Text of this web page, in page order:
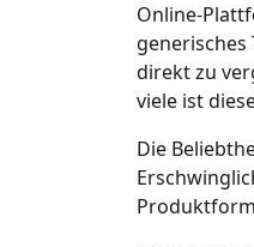
direkt zu
viele ist
Die